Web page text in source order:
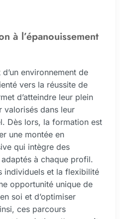
à l’épanouissement
environnement de
vers la réussite de
d’atteindre leur plein
valorisés dans leur
Dès lors, la formation est
une montée en
qui intègre des
à chaque profil.
individuels et la flexibilité
opportunité unique de
soi et d’optimiser
ces parcours